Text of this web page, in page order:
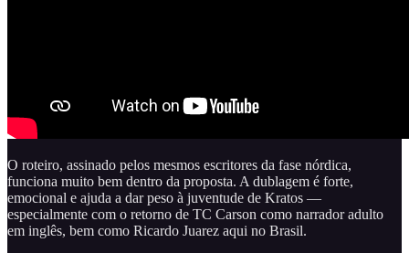
O roteiro, assinado pelos mesmos escritores da fase nórdica,
funciona muito bem dentro da proposta. A dublagem é forte,
emocional e ajuda a dar peso à juventude de Kratos —
especialmente com o retorno de TC Carson como narrador adulto
em inglês, bem como Ricardo Juarez aqui no Brasil.